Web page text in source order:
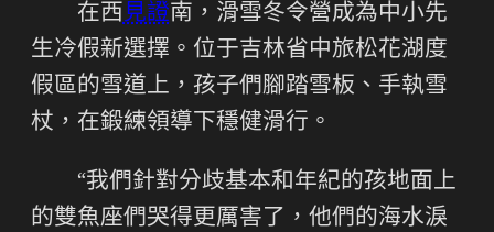
在西見證南，滑雪冬令營成為中小先
生冷假新選擇。位于吉林省中旅松花湖度
假區的雪道上，孩子們腳踏雪板、手執雪
杖，在鍛練領導下穩健滑行。
“我們針對分歧基本和年紀的孩地面上
的雙魚座們哭得更厲害了，他們的海水淚